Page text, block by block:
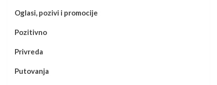
Oglasi, pozivi i promocije
Pozitivno
Privreda
Putovanja